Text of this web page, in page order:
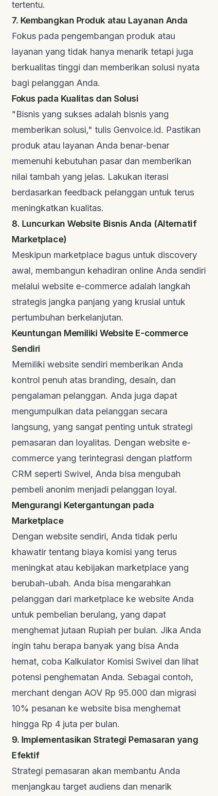
tertentu.
7. Kembangkan Produk atau Layanan Anda
Fokus pada pengembangan produk atau
layanan yang tidak hanya menarik tetapi juga
berkualitas tinggi dan memberikan solusi nyata
bagi pelanggan Anda.
Fokus pada Kualitas dan Solusi
"Bisnis yang sukses adalah bisnis yang
memberikan solusi," tulis Genvoice.id. Pastikan
produk atau layanan Anda benar-benar
memenuhi kebutuhan pasar dan memberikan
nilai tambah yang jelas. Lakukan iterasi
berdasarkan feedback pelanggan untuk terus
meningkatkan kualitas.
8. Luncurkan Website Bisnis Anda (Alternatif
Marketplace)
Meskipun marketplace bagus untuk discovery
awal, membangun kehadiran online Anda sendiri
melalui website e-commerce adalah langkah
strategis jangka panjang yang krusial untuk
pertumbuhan berkelanjutan.
Keuntungan Memiliki Website E-commerce
Sendiri
Memiliki website sendiri memberikan Anda
kontrol penuh atas branding, desain, dan
pengalaman pelanggan. Anda juga dapat
mengumpulkan data pelanggan secara
langsung, yang sangat penting untuk strategi
pemasaran dan loyalitas. Dengan website e-
commerce yang terintegrasi dengan platform
CRM seperti Swivel, Anda bisa mengubah
pembeli anonim menjadi pelanggan loyal.
Mengurangi Ketergantungan pada
Marketplace
Dengan website sendiri, Anda tidak perlu
khawatir tentang biaya komisi yang terus
meningkat atau kebijakan marketplace yang
berubah-ubah. Anda bisa mengarahkan
pelanggan dari marketplace ke website Anda
untuk pembelian berulang, yang dapat
menghemat jutaan Rupiah per bulan. Jika Anda
ingin tahu berapa banyak yang bisa Anda
hemat, coba Kalkulator Komisi Swivel dan lihat
potensi penghematan Anda. Sebagai contoh,
merchant dengan AOV Rp 95.000 dan migrasi
10% pesanan ke website bisa menghemat
hingga Rp 4 juta per bulan.
9. Implementasikan Strategi Pemasaran yang
Efektif
Strategi pemasaran akan membantu Anda
menjangkau target audiens dan menarik